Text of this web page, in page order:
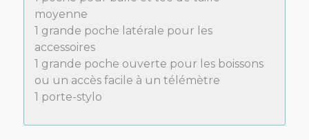
moyenne
1 grande poche latérale pour les
accessoires
1 grande poche ouverte pour les boissons
ou un accès facile à un télémètre
1 porte-stylo